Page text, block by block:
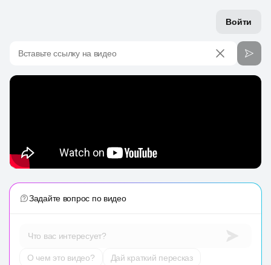
Войти
Вставьте ссылку на видео
Задайте вопрос по видео
Что вас интересует?
О чем это видео?
Дай краткий пересказ